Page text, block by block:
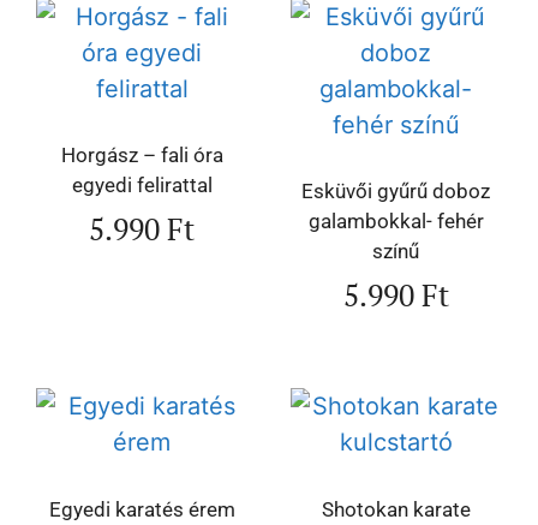
Horgász – fali óra
egyedi felirattal
5.990Ft
Esküvői gyűrű doboz
galambokkal- fehér
színű
5.990Ft
Egyedi karatés érem
Shotokan karate